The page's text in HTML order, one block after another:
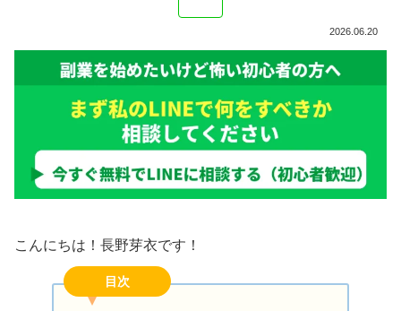
2026.06.20
こんにちは！長野芽衣です！
目次